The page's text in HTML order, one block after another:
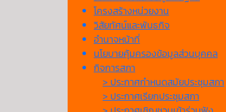
โครงสร้างหน่วยงาน
วิสัยทัศน์และพันธกิจ
อำนาจหน้าที่
นโยบายคุ้มครองข้อมูลส่วนบุคคล
กิจการสภา
> ประกาศกำหนดสมัยประชุมสภา
> ประกาศเรียกประชุมสภา